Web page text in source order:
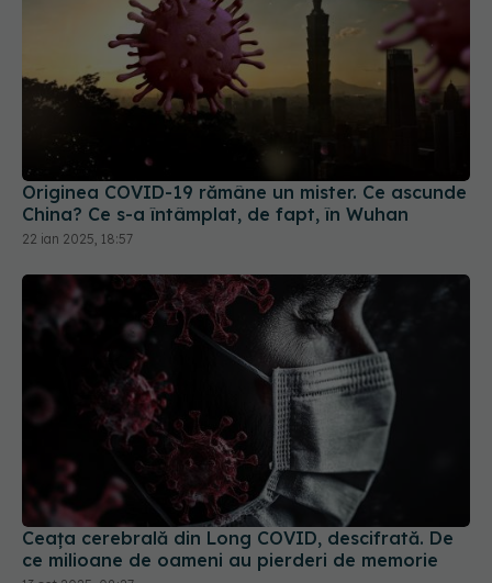
Originea COVID-19 rămâne un mister. Ce ascunde
China? Ce s-a întâmplat, de fapt, în Wuhan
22 ian 2025, 18:57
Ceața cerebrală din Long COVID, descifrată. De
ce milioane de oameni au pierderi de memorie
13 oct 2025, 08:27